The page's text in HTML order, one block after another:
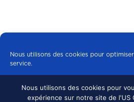
Nous utilisons des cookies pour
service.
Tous les
© 2024 US
Nous utilisons des cookies pour
expérience sur notre site de l'US